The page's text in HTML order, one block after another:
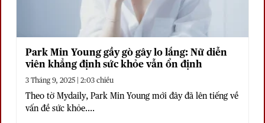
Park Min Young gầy gò gây lo lắng: Nữ diễn
viên khẳng định sức khỏe vẫn ổn định
3 Tháng 9, 2025 | 2:03 chiều
Theo tờ Mydaily, Park Min Young mới đây đã lên tiếng về
vấn đề sức khỏe....